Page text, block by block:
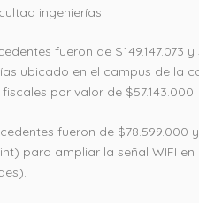
ingenierías
fueron de
ubicado en el campus de la
por valor de $57.143.000.
fueron de
para ampliar la señal WIFI